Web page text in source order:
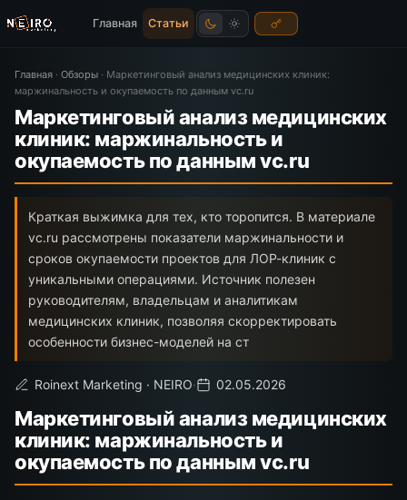
Главная Статьи
Главная · Обзоры · Маркетинговый анализ медицинских клиник:
маржинальность и окупаемость по данным vc.ru
Маркетинговый анализ медицинских
клиник: маржинальность и
окупаемость по данным vc.ru
Краткая выжимка для тех, кто торопится. В материале
vc.ru рассмотрены показатели маржинальности и
сроков окупаемости проектов для ЛОР-клиник с
уникальными операциями. Источник полезен
руководителям, владельцам и аналитикам
медицинских клиник, позволяя скорректировать
особенности бизнес-моделей на ст
Roinext Marketing · NEIRO· 02.05.2026
Маркетинговый анализ медицинских
клиник: маржинальность и
окупаемость по данным vc.ru